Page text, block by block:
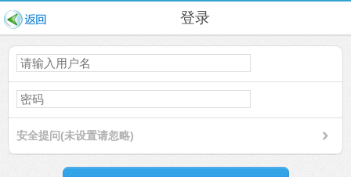
登录
安全提问(未设置请忽略)